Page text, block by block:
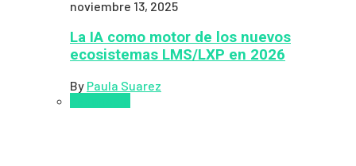
noviembre 13, 2025
La IA como motor de los nuevos
ecosistemas LMS/LXP en 2026
By Paula Suarez